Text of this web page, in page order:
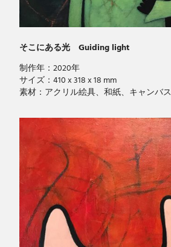
そこにある光 Guiding light
制作年：2020年
サイズ：410 x 318 x 18 mm
素材：アクリル絵具、和紙、キャンバス